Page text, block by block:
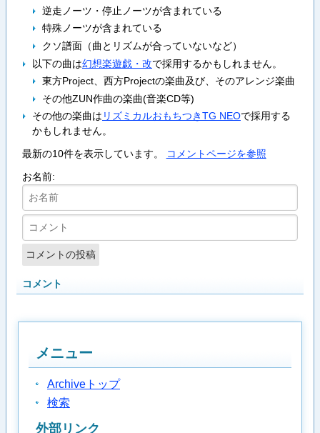
逆走ノーツ・停止ノーツが含まれている
特殊ノーツが含まれている
クソ譜面（曲とリズムが合っていないなど）
以下の曲は幻想楽遊戯・改で採用するかもしれません。
東方Project、西方Projectの楽曲及び、そのアレンジ楽曲
その他ZUN作曲の楽曲(音楽CD等)
その他の楽曲は リズミカルおもちつきTG NEOで採用する
かもしれません。
最新の10件を表示しています。
コメントページを参照
お名前:
コメント
メニュー
Archiveトップ
検索
外部リンク